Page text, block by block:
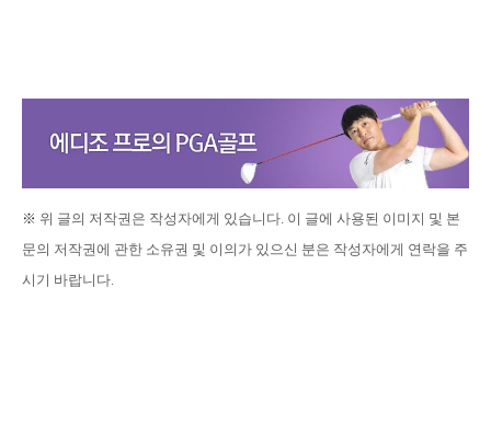
※ 위 글의 저작권은 작성자에게 있습니다 이 글에 사용된 이미지 및 본
문의 저작권에 관한 소유권 및 이의가 있으신 분은 작성자에게 연락을 주
시기 바랍니다